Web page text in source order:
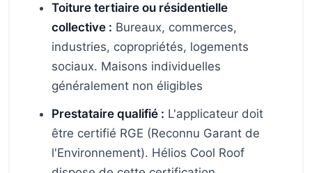
Toiture tertiaire ou résidentielle
collective : Bureaux, commerces,
industries, copropriétés, logements
sociaux. Maisons individuelles
généralement non éligibles
Prestataire qualifié : L'applicateur doit
être certifié RGE (Reconnu Garant de
l'Environnement). Hélios Cool Roof